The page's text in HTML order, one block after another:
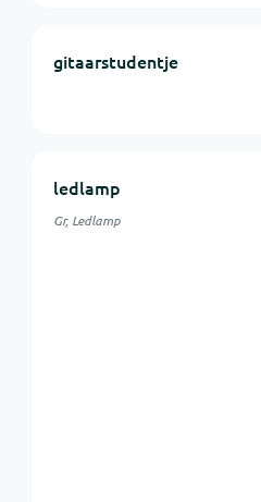
gitaarstudentje
ledlamp
Gr, Ledlamp